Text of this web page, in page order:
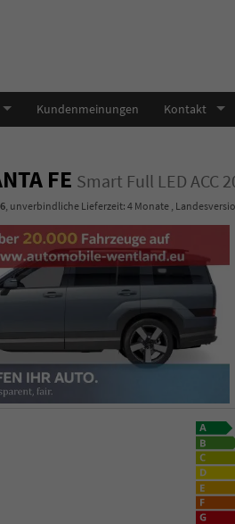
Kundenmeinungen Kontakt
FE Smart Full LED ACC
, unverbindliche Lieferzeit: 4 Monate,